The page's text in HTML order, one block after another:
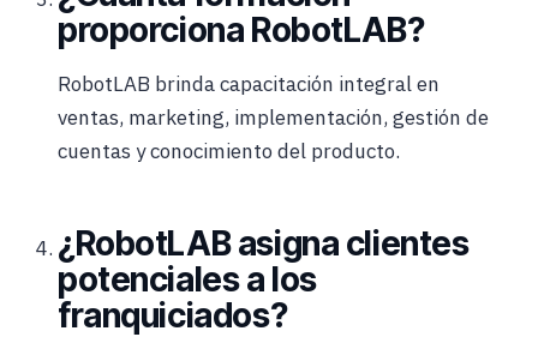
proporciona RobotLAB?
RobotLAB brinda capacitación integral en
ventas, marketing, implementación, gestión de
cuentas y conocimiento del producto.
¿RobotLAB asigna clientes
potenciales a los
franquiciados?